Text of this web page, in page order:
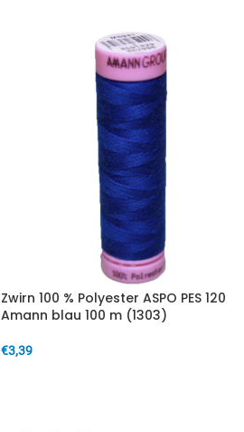
Zwirn 100 % Polyester ASPO PES 120
Amann blau 100 m (1303)
€3,39